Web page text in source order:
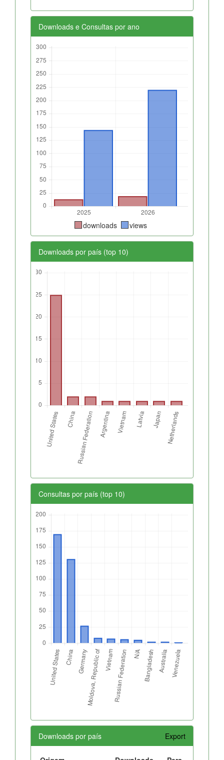
Downloads e Consultas por ano
downloads views
Downloads por país (top 10)
Consultas por país (top 10)
Downloads por país Export